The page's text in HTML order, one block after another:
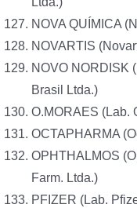
NOVA QUÍMICA
NOVARTIS
NOVO NORDISK
Brasil Ltda.)
O.MORAES (Lab.
OCTAPHARMA
OPHTHALMOS
Farm. Ltda.)
PFIZER (Lab.